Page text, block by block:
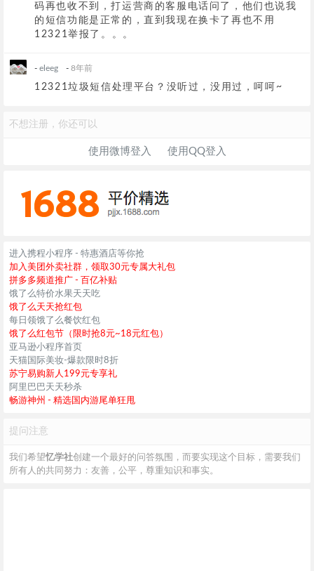
码再也收不到，打运营商的客服电话问了，他们也说我
的短信功能是正常的，直到我现在换卡了再也不用
12321举报了。。。
-eleeg -8年前
12321垃圾短信处理平台？没听过，没用过，呵呵~
不想注册，你还可以
使用微博登入 使用QQ登入
进入携程小程序 - 特惠酒店等你抢
加入美团外卖社群，领取30元专属大礼包
拼多多频道推广 - 百亿补贴
饿了么特价水果天天吃
饿了么天天抢红包
每日领饿了么餐饮红包
饿了么红包节（限时抢8元~18元红包）
亚马逊小程序首页
天猫国际美妆-爆款限时8折
苏宁易购新人199元专享礼
阿里巴巴天天秒杀
畅游神州 - 精选国内游尾单狂甩
提问注意
我们希望忆学社创建一个最好的问答氛围，而要实现这个目标，需要我们
所有人的共同努力：友善，公平，尊重知识和事实。